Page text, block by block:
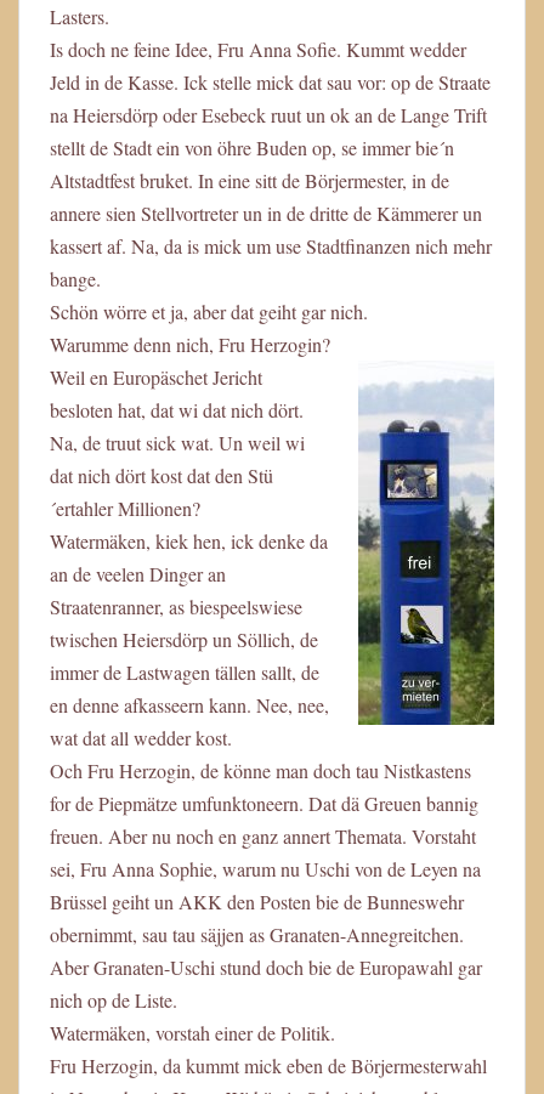
Lasters.
Is doch ne feine Idee, Fru Anna Sofie. Kummt wedder
Jeld in de Kasse. Ick stelle mick dat sau vor: op de Straate
na Heiersdörp oder Esebeck ruut un ok an de Lange Trift
stellt de Stadt ein von öhre Buden op, se immer bie´n
Altstadtfest bruket. In eine sitt de Börjermester, in de
annere sien Stellvortreter un in de dritte de Kämmerer un
kassert af. Na, da is mick um use Stadtfinanzen nich mehr
bange.
Schön wörre et ja, aber dat geiht gar nich.
Warumme denn nich, Fru Herzogin?
Weil en Europäschet Jericht
besloten hat, dat wi dat nich dört.
Na, de truut sick wat. Un weil wi
dat nich dört kost dat den Stü
´ertahler Millionen?
Watermäken, kiek hen, ick denke da
an de veelen Dinger an
Straatenranner, as biespeelswiese
twischen Heiersdörp un Söllich, de
immer de Lastwagen tällen sallt, de
en denne afkasseern kann. Nee, nee,
wat dat all wedder kost.
Och Fru Herzogin, de könne man doch tau Nistkastens
for de Piepmätze umfunktoneern. Dat dä Greuen bannig
freuen. Aber nu noch en ganz annert Themata. Vorstaht
sei, Fru Anna Sophie, warum nu Uschi von de Leyen na
Brüssel geiht un AKK den Posten bie de Bunneswehr
obernimmt, sau tau säjjen as Granaten-Annegreitchen.
Aber Granaten-Uschi stund doch bie de Europawahl gar
nich op de Liste.
Watermäken, vorstah einer de Politik.
Fru Herzogin, da kummt mick eben de Börjermesterwahl